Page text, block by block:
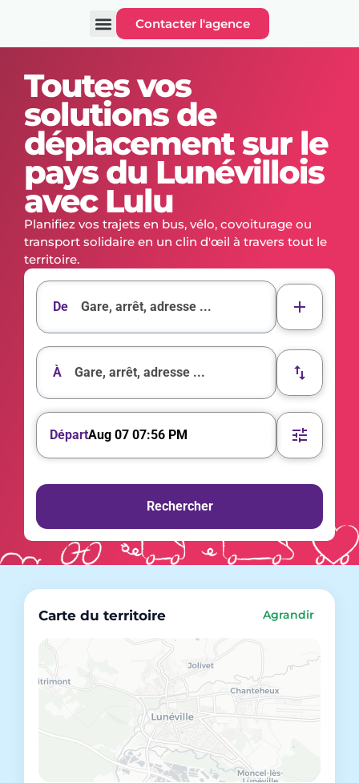
Contacter l'agence
Toutes vos
solutions de
déplacement sur le
pays du Lunévillois
avec Lulu
Planifiez vos trajets en bus, vélo, covoiturage ou
transport solidaire en un clin d'œil à travers tout le
territoire.
De
À
DépartAug 07 07:56 PM
Rechercher
Carte du territoire Agrandir
Lunéville et environs